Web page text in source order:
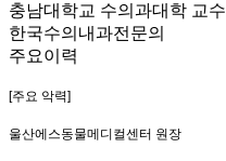
충남대학교 수의과대학 교수
한국수의내과전문의
주요이력
[주요 악력]
울산에스동물메디컬센터 원장